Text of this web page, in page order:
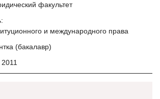
факультет
и международного права
(бакалавр)
2011